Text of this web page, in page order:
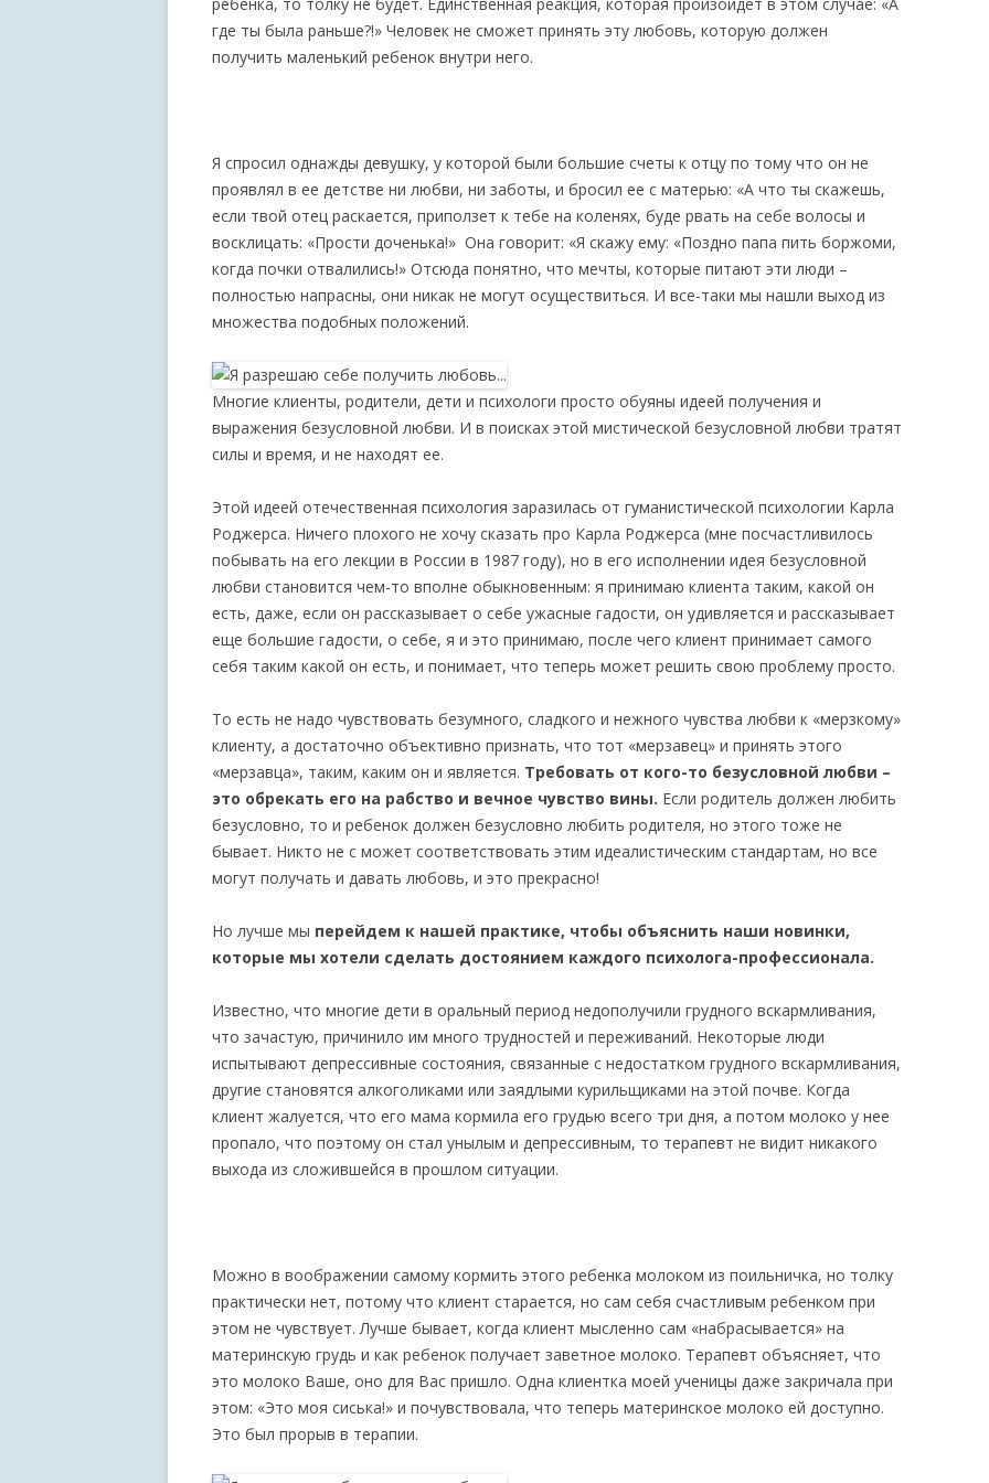
где ты была раньше?!» Человек не сможет принять эту любовь, которую должен
получить маленький ребенок внутри него.
Я спросил однажды девушку, у которой были большие счеты к отцу по тому что он не
проявлял в ее детстве ни любви, ни заботы, и бросил ее с матерью: «А что ты скажешь,
если твой отец раскается, приползет к тебе на коленях, буде рвать на себе волосы и
восклицать: «Прости доченька!» Она говорит: «Я скажу ему: «Поздно папа пить боржоми,
когда почки отвалились!» Отсюда понятно, что мечты, которые питают эти люди –
полностью напрасны, они никак не могут осуществиться. И все-таки мы нашли выход из
множества подобных положений.
Многие клиенты, родители, дети и психологи просто обуяны идеей получения и
выражения безусловной любви. И в поисках этой мистической безусловной любви тратят
силы и время, и не находят ее.
Этой идеей отечественная психология заразилась от гуманистической психологии Карла
Роджерса. Ничего плохого не хочу сказать про Карла Роджерса (мне посчастливилось
побывать на его лекции в России в 1987 году), но в его исполнении идея безусловной
любви становится чем-то вполне обыкновенным: я принимаю клиента таким, какой он
есть, даже, если он рассказывает о себе ужасные гадости, он удивляется и рассказывает
еще большие гадости, о себе, я и это принимаю, после чего клиент принимает самого
себя таким какой он есть, и понимает, что теперь может решить свою проблему просто.
То есть не надо чувствовать безумного, сладкого и нежного чувства любви к «мерзкому»
клиенту, а достаточно объективно признать, что тот «мерзавец» и принять этого
«мерзавца», таким, каким он и является. Требовать от кого-то безусловной любви –
это обрекать его на рабство и вечное чувство вины. Если родитель должен любить
безусловно, то и ребенок должен безусловно любить родителя, но этого тоже не
бывает. Никто не с может соответствовать этим идеалистическим стандартам, но все
могут получать и давать любовь, и это прекрасно!
Но лучше мы перейдем к нашей практике, чтобы объяснить наши новинки,
которые мы хотели сделать достоянием каждого психолога-профессионала.
Известно, что многие дети в оральный период недополучили грудного вскармливания,
что зачастую, причинило им много трудностей и переживаний. Некоторые люди
испытывают депрессивные состояния, связанные с недостатком грудного вскармливания,
другие становятся алкоголиками или заядлыми курильщиками на этой почве. Когда
клиент жалуется, что его мама кормила его грудью всего три дня, а потом молоко у нее
пропало, что поэтому он стал унылым и депрессивным, то терапевт не видит никакого
выхода из сложившейся в прошлом ситуации.
Можно в воображении самому кормить этого ребенка молоком из поильничка, но толку
практически нет, потому что клиент старается, но сам себя счастливым ребенком при
этом не чувствует. Лучше бывает, когда клиент мысленно сам «набрасывается» на
материнскую грудь и как ребенок получает заветное молоко. Терапевт объясняет, что
это молоко Ваше, оно для Вас пришло. Одна клиентка моей ученицы даже закричала при
этом: «Это моя сиська!» и почувствовала, что теперь материнское молоко ей доступно.
Это был прорыв в терапии.